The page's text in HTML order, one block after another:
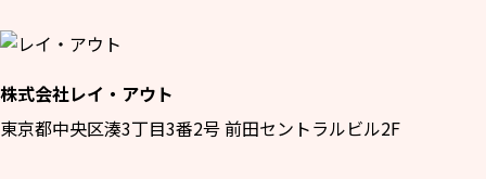
株式会社レイ・アウト
東京都中央区湊3丁目3番2号 前田セントラルビル2F